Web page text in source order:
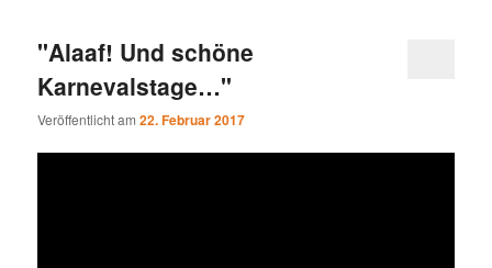
"Alaaf! Und schöne
Karnevalstage…"
Veröffentlicht am22. Februar 2017